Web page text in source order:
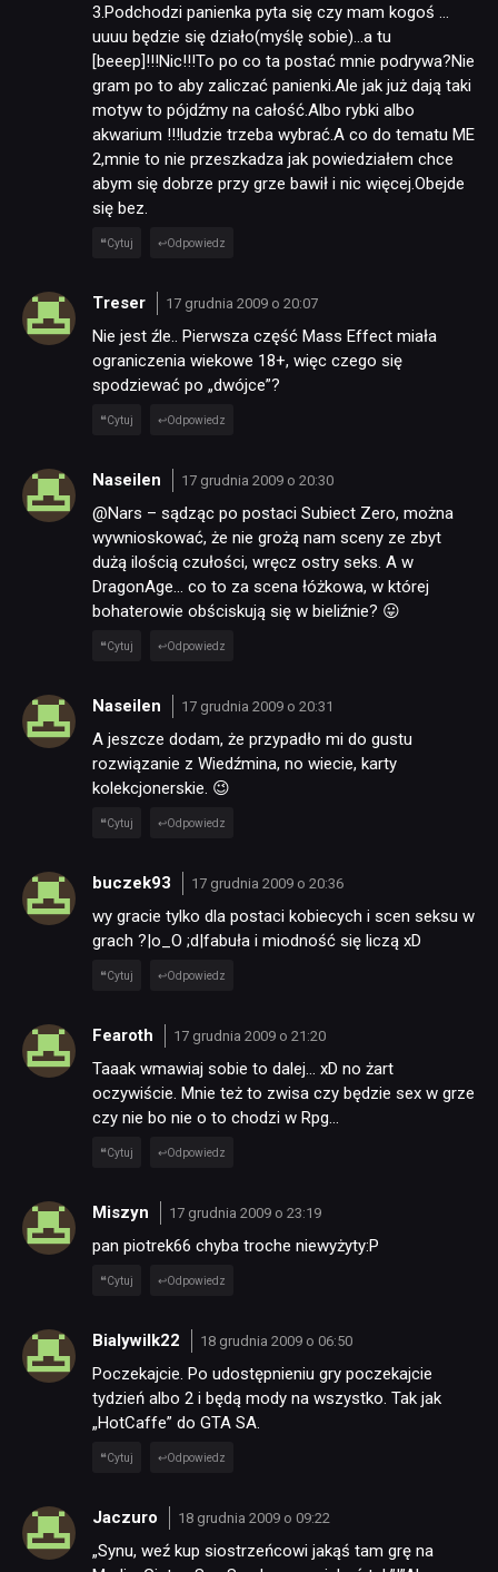
3.Podchodzi panienka pyta się czy mam kogoś …
uuuu będzie się działo(myślę sobie)…a tu
[beeep]!!!Nic!!!To po co ta postać mnie podrywa?Nie
gram po to aby zaliczać panienki.Ale jak już dają taki
motyw to pójdźmy na całość.Albo rybki albo
akwarium !!!ludzie trzeba wybrać.A co do tematu ME
2,mnie to nie przeszkadza jak powiedziałem chce
abym się dobrze przy grze bawił i nic więcej.Obejde
się bez.
Cytuj Odpowiedz
Treser 17 grudnia 2009 o 20:07
Nie jest źle.. Pierwsza część Mass Effect miała
ograniczenia wiekowe 18+, więc czego się
spodziewać po „dwójce”?
Cytuj Odpowiedz
Naseilen 17 grudnia 2009 o 20:30
@Nars – sądząc po postaci Subiect Zero, można
wywnioskować, że nie grożą nam sceny ze zbyt
dużą ilością czułości, wręcz ostry seks. A w
DragonAge… co to za scena łóżkowa, w której
bohaterowie obściskują się w bieliźnie? 😛
Cytuj Odpowiedz
Naseilen 17 grudnia 2009 o 20:31
A jeszcze dodam, że przypadło mi do gustu
rozwiązanie z Wiedźmina, no wiecie, karty
kolekcjonerskie. 😉
Cytuj Odpowiedz
buczek93 17 grudnia 2009 o 20:36
wy gracie tylko dla postaci kobiecych i scen seksu w
grach ?|o_O ;d|fabuła i miodność się liczą xD
Cytuj Odpowiedz
Fearoth 17 grudnia 2009 o 21:20
Taaak wmawiaj sobie to dalej… xD no żart
oczywiście. Mnie też to zwisa czy będzie sex w grze
czy nie bo nie o to chodzi w Rpg…
Cytuj Odpowiedz
Miszyn 17 grudnia 2009 o 23:19
pan piotrek66 chyba troche niewyżyty:P
Cytuj Odpowiedz
Bialywilk22 18 grudnia 2009 o 06:50
Poczekajcie. Po udostępnieniu gry poczekajcie
tydzień albo 2 i będą mody na wszystko. Tak jak
„HotCaffe” do GTA SA.
Cytuj Odpowiedz
Jaczuro 18 grudnia 2009 o 09:22
„Synu, weź kup siostrzeńcowi jakąś tam grę na